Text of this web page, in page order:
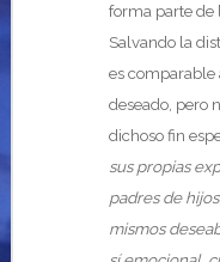
forma parte de
Salvando la
es comparable
deseado, pero
dichoso fin
sus propias
padres de
mismos